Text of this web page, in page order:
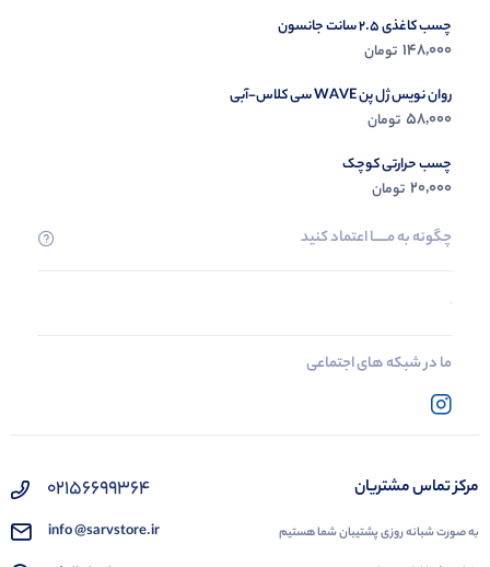
چسب کاغذی 2.5 سانت جانسون
148,000 تومان
روان نویس ژل پن WAVE سی کلاس-آبی
58,000 تومان
چسب حرارتی کوچک
20,000 تومان
چگونه به مــــــا اعتماد کنید
ما در شبکه های اجتماعی
مرکز تماس مشتریان
به صورت شبانه روزی پشتیبان شما هستیم
02156699364
info @sarvstore.ir